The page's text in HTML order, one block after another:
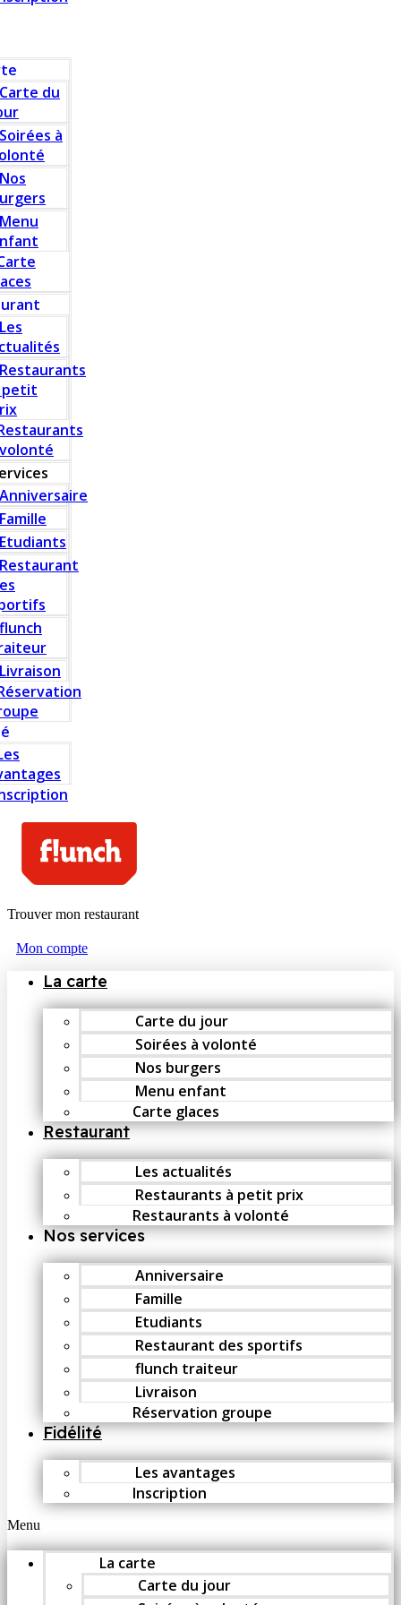
Carte du
Soirées à
Nos
Menu
Les
Restaurants
petit
Anniversaire
Famille
Etudiants
Restaurant
flunch
Livraison
Trouver mon restaurant
Mon compte
La carte
Carte du jour
Soirées à volonté
Nos burgers
Menu enfant
Carte glaces
Restaurant
Les actualités
Restaurants à petit prix
Restaurants à volonté
Nos services
Anniversaire
Famille
Etudiants
Restaurant des sportifs
flunch traiteur
Livraison
Réservation groupe
Fidélité
Les avantages
Inscription
Menu
La carte
Carte du jour